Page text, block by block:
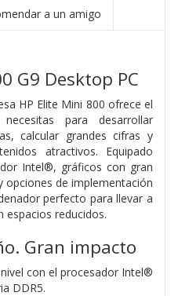
a un amigo
G9 Desktop PC
HP Elite Mini 800 ofrece el
para desarrollar
calcular grandes cifras y
atractivos. Equipado
Intel®, gráficos con gran
opciones de implementación
perfecto para llevar a
espacios reducidos.
Gran impacto
con el procesador Intel®
DDR5.